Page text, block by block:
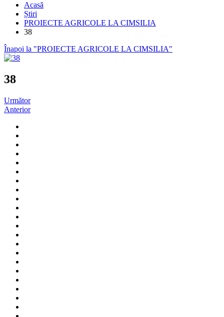
Acasă
Știri
PROIECTE AGRICOLE LA CIMSILIA
38
Înapoi la "PROIECTE AGRICOLE LA CIMSILIA"
38
Următor
Anterior